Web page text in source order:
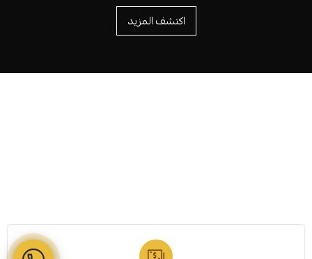
اكتشف المزيد